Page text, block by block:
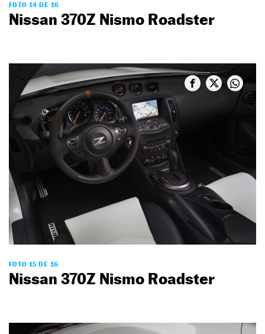
FOTO 14 DE 16
Nissan 370Z Nismo Roadster
FOTO 15 DE 16
Nissan 370Z Nismo Roadster